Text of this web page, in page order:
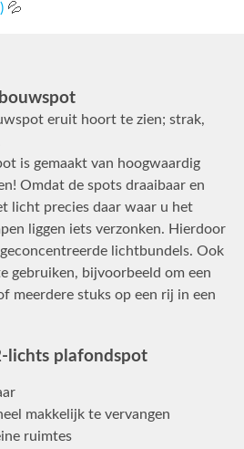
💦
eruit hoort te zien; strak,
is gemaakt van hoogwaardig
Omdat de spots draaibaar en
licht precies daar waar u het
liggen iets verzonken. Hierdoor
lichtbundels. Ook
gebruiken, bijvoorbeeld om een
meerdere stuks op een rij in een
lichts plafondspot
makkelijk te vervangen
ruimtes